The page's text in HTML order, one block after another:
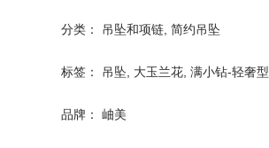
分类： 吊坠和项链,简约吊坠
标签： 吊坠, 大玉兰花,满小钻-轻奢型
品牌：岫美